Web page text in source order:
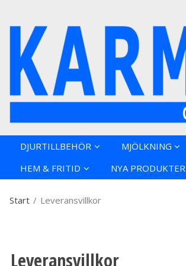
DJURTILLBEHÖR MJÖLKNING
HEM & FRITID
NYA PRODUKTER
Start / Leveransvillkor
Leveransvillkor